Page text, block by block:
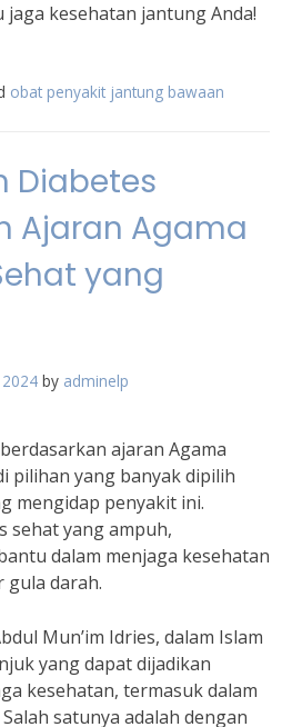
kesehatan jantung Anda!
obat penyakit jantung bawaan
Diabetes
Ajaran Agama
yang
by adminelp
ajaran Agama
pilihan yang banyak dipilih
mengidap penyakit ini.
sehat yang ampuh,
dalam menjaga kesehatan
gula darah.
Mun’im Idries, dalam Islam
yang dapat dijadikan
kesehatan, termasuk dalam
satunya adalah dengan